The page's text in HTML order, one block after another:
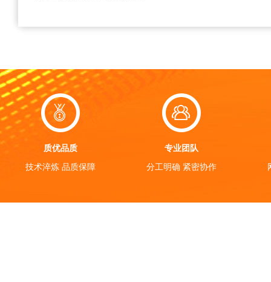
质优品质
技术淬炼 品质保障
专业团队
分工明确 紧密协作